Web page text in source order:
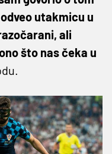
utakmicu u
ali
što nas čeka u